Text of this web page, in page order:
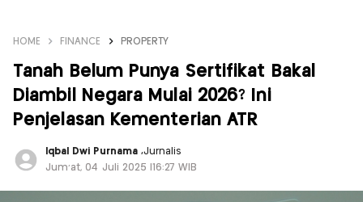
HOME FINANCE PROPERTY
Tanah Belum Punya Sertifikat Bakal
Diambil Negara Mulai 2026? Ini
Penjelasan Kementerian ATR
Iqbal Dwi Purnama ,Jurnalis
Jum'at, 04 Juli 2025 |16:27 WIB